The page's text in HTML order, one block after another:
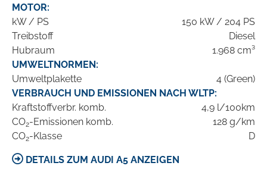
MOTOR:
kW / PS
150 kW / 204 PS
Treibstoff
Diesel
Hubraum
1.968 cm³
UMWELTNORMEN:
Umweltplakette
4 (Green)
VERBRAUCH UND EMISSIONEN NACH WLTP:
Kraftstoffverbr. komb.
4,9 l/100km
CO2-Emissionen komb.
128 g/km
CO2-Klasse D
DETAILS ZUM AUDI A5 ANZEIGEN